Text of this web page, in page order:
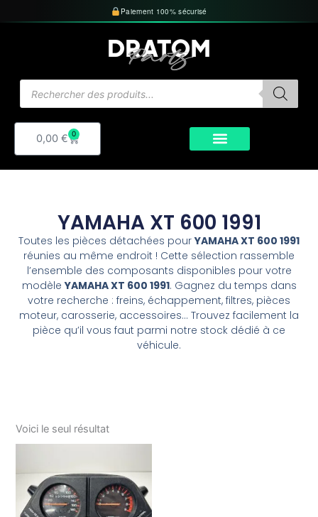
au
Paiement 100% sécurisé
de
0,00 € 0
Panier
YAMAHA XT 600 1991
Toutes les pièces détachées pourYAMAHA XT 600 1991
réunies au même endroit ! Cette sélection rassemble
l’ensemble des composants disponibles pour votre
modèleYAMAHA XT 600 1991. Gagnez du temps dans
votre recherche : freins, échappement, filtres, pièces
moteur, carosserie, accessoires… Trouvez facilement la
pièce qu’il vous faut parmi notre stock dédié à ce
véhicule.
Voici le seul résultat